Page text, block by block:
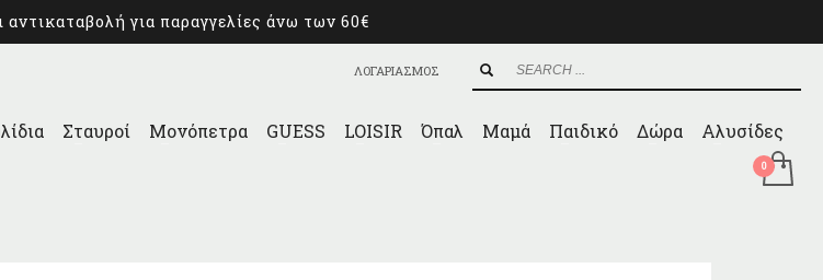
για παραγγελίες άνω των 60€
ΛΟΓΑΡΙΑΣΜΟΣ
Σταυροί Μονόπετρα GUESS LOISIR Όπαλ Μαμά Παιδικό Δώρα Αλυσίδες